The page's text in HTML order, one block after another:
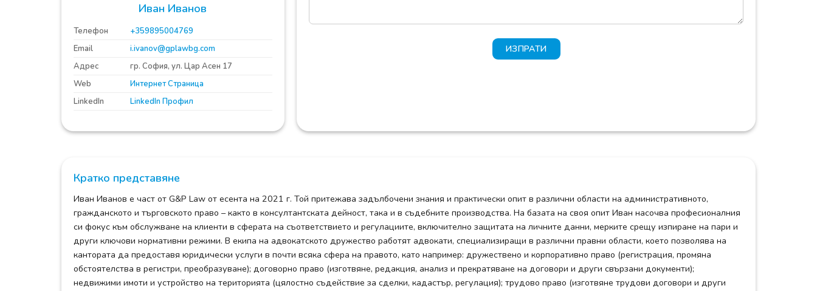
Иван Иванов
Телефон
+359895004769
Email
i.ivanov@gplawbg.com
Адрес
гр. София, ул. Цар Асен 17
Web
Интернет Страница
LinkedIn
LinkedIn Профил
ИЗПРАТИ
Кратко представяне
Иван Иванов е част от G&P Law от есента на 2021 г. Той притежава задълбочени знания и практически опит в различни области на административното,
гражданското и търговското право – както в консултантската дейност, така и в съдебните производства. На базата на своя опит Иван насочва професионалния
си фокус към обслужване на клиенти в сферата на съответствието и регулациите, включително защитата на личните данни, мерките срещу изпиране на пари и
други ключови нормативни режими. В екипа на адвокатското дружество работят адвокати, специализиращи в различни правни области, което позволява на
кантората да предоставя юридически услуги в почти всяка сфера на правото, като например: дружествено и корпоративно право (регистрация, промяна
обстоятелства в регистри, преобразуване); договорно право (изготвяне, редакция, анализ и прекратяване на договори и други свързани документи);
недвижими имоти и устройство на територията (цялостно съдействие за сделки, кадастър, регулация); трудово право (изготвяне трудови договори и други